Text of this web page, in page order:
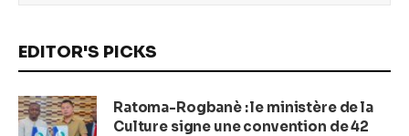
EDITOR'S PICKS
Ratoma-Rogbanè : le ministère de la
Culture signe une convention de 42